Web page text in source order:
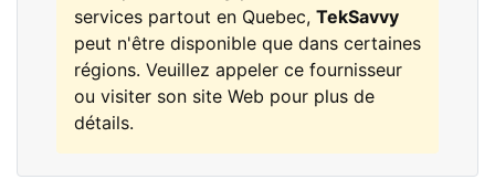
services partout en Quebec, TekSavvy
peut n'être disponible que dans certaines
régions. Veuillez appeler ce fournisseur
ou visiter son site Web pour plus de
détails.